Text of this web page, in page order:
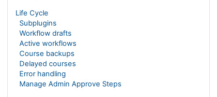
Life Cycle
Subplugins
Workflow drafts
Active workflows
Course backups
Delayed courses
Error handling
Manage Admin Approve Steps